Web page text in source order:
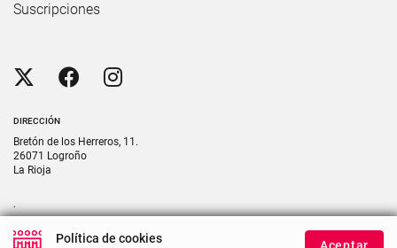
DIRECCIÓN
Bretón de los Herreros, 11.
26071 Logroño
La Rioja
.
CONTACTO
Suscripciones
Política de cookies